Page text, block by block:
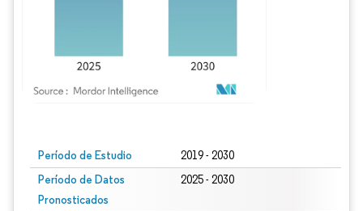
Período de Estudio 2019 - 2030
Período de Datos
Pronosticados
2025 - 2030